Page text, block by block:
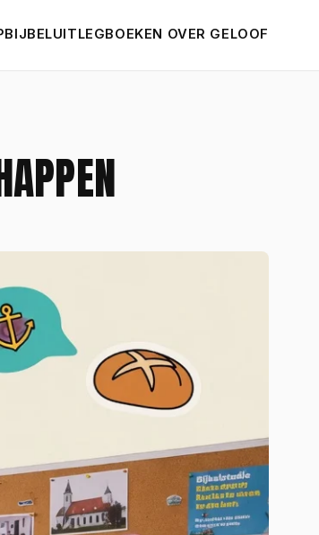
BIJBELUITLEGBOEKEN OVER GELOOF